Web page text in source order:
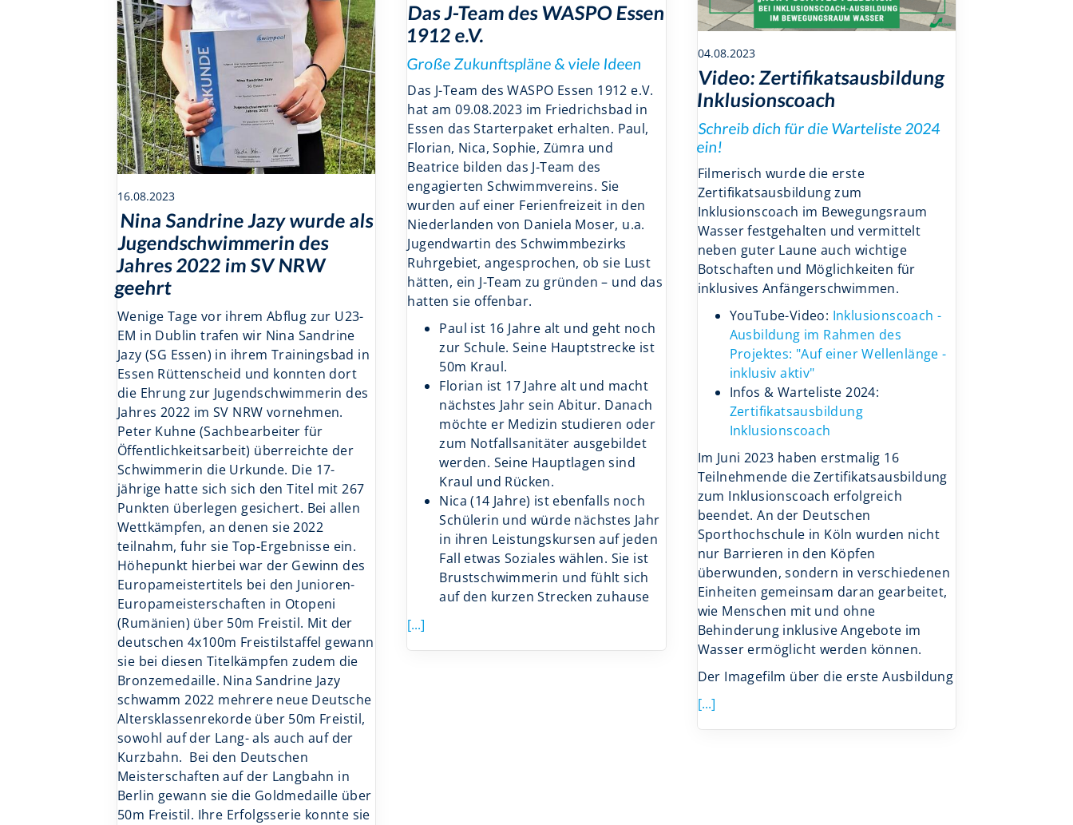
16.08.2023
Nina Sandrine Jazy wurde als
Jugendschwimmerin des
Jahres 2022 im SV NRW
geehrt
Wenige Tage vor ihrem Abflug zur U23-
EM in Dublin trafen wir Nina Sandrine
Jazy (SG Essen) in ihrem Trainingsbad in
Essen Rüttenscheid und konnten dort
die Ehrung zur Jugendschwimmerin des
Jahres 2022 im SV NRW vornehmen.
Peter Kuhne (Sachbearbeiter für
Öffentlichkeitsarbeit) überreichte der
Schwimmerin die Urkunde. Die 17-
jährige hatte sich sich den Titel mit 267
Punkten überlegen gesichert. Bei allen
Wettkämpfen, an denen sie 2022
teilnahm, fuhr sie Top-Ergebnisse ein.
Höhepunkt hierbei war der Gewinn des
Europameistertitels bei den Junioren-
Europameisterschaften in Otopeni
(Rumänien) über 50m Freistil. Mit der
deutschen 4x100m Freistilstaffel gewann
sie bei diesen Titelkämpfen zudem die
Bronzemedaille. Nina Sandrine Jazy
schwamm 2022 mehrere neue Deutsche
Altersklassenrekorde über 50m Freistil,
sowohl auf der Lang- als auch auf der
Kurzbahn. Bei den Deutschen
Meisterschaften auf der Langbahn in
Berlin gewann sie die Goldmedaille über
50m Freistil. Ihre Erfolgsserie konnte sie
Das J-Team des WASPO Essen
1912 e.V.
Große Zukunftspläne & viele Ideen
Das J-Team des WASPO Essen 1912 e.V.
hat am 09.08.2023 im Friedrichsbad in
Essen das Starterpaket erhalten. Paul,
Florian, Nica, Sophie, Zümra und
Beatrice bilden das J-Team des
engagierten Schwimmvereins. Sie
wurden auf einer Ferienfreizeit in den
Niederlanden von Daniela Moser, u.a.
Jugendwartin des Schwimmbezirks
Ruhrgebiet, angesprochen, ob sie Lust
hätten, ein J-Team zu gründen – und das
hatten sie offenbar.
Paul ist 16 Jahre alt und geht noch
zur Schule. Seine Hauptstrecke ist
50m Kraul.
Florian ist 17 Jahre alt und macht
nächstes Jahr sein Abitur. Danach
möchte er Medizin studieren oder
zum Notfallsanitäter ausgebildet
werden. Seine Hauptlagen sind
Kraul und Rücken.
Nica (14 Jahre) ist ebenfalls noch
Schülerin und würde nächstes Jahr
in ihren Leistungskursen auf jeden
Fall etwas Soziales wählen. Sie ist
Brustschwimmerin und fühlt sich
auf den kurzen Strecken zuhause
[...]
04.08.2023
Video: Zertifikatsausbildung
Inklusionscoach
Schreib dich für die Warteliste 2024
ein!
Filmerisch wurde die erste
Zertifikatsausbildung zum
Inklusionscoach im Bewegungsraum
Wasser festgehalten und vermittelt
neben guter Laune auch wichtige
Botschaften und Möglichkeiten für
inklusives Anfängerschwimmen.
YouTube-Video: Inklusionscoach -
Ausbildung im Rahmen des
Projektes: "Auf einer Wellenlänge -
inklusiv aktiv"
Infos & Warteliste 2024:
Zertifikatsausbildung
Inklusionscoach
Im Juni 2023 haben erstmalig 16
Teilnehmende die Zertifikatsausbildung
zum Inklusionscoach erfolgreich
beendet. An der Deutschen
Sporthochschule in Köln wurden nicht
nur Barrieren in den Köpfen
überwunden, sondern in verschiedenen
Einheiten gemeinsam daran gearbeitet,
wie Menschen mit und ohne
Behinderung inklusive Angebote im
Wasser ermöglicht werden können.
Der Imagefilm über die erste Ausbildung
[...]